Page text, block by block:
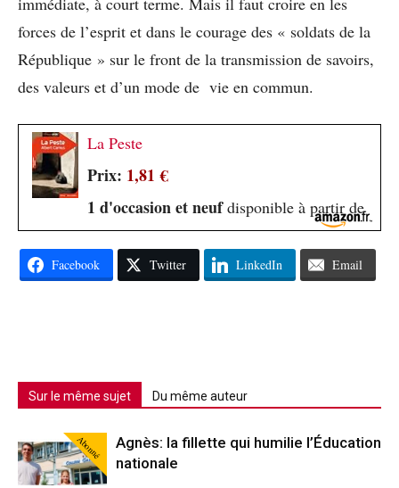
forces de l’esprit et dans le courage des « soldats de la
République » sur le front de la transmission de savoirs,
des valeurs et d’un mode de vie en commun.
La Peste
Prix: 1,81 €
1 d'occasion et neufdisponible à partir de
Facebook Twitter LinkedIn Email
Sur le même sujet Du même auteur
Abonné
Agnès: la fillette qui humilie l’Éducation
nationale